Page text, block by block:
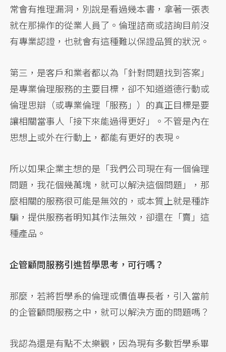
常會有推理漏洞，別說是看過幾本書，拿著一張表
就在那操作的從業人員了。倫理諮商或諮詢目前沒
有專業認證，也就會有這種難以保證品質的狀況。
第三，是客戶和業者都以為「針對問題找到答案」
是專業倫理服務的主要目標，卻不知道道德行動或
倫理思辯（或專業倫理「服務」）的真正目標是要
讓相關當事人「接下來能過得更好」。不管是內在
思想上或外在行動上，都能有更好的表現。
所以如果企業主想的是「我們公司現在有一個倫理
問題，我花個幾萬塊，就可以解決這個問題」，那
麼相關的服務很可能是無效的，或本質上就是種詐
騙，提供服務者明知其作法無效，卻還在「賣」這
種產品。
企管顧問服務引進哲學思考，可行嗎？
那麼，若將哲學系的倫理或價值專長者，引入當前
的企管顧問服務之中，就可以解決方面的問題嗎？
我認為還是有點不太樂觀，因為現有多數哲學系畢